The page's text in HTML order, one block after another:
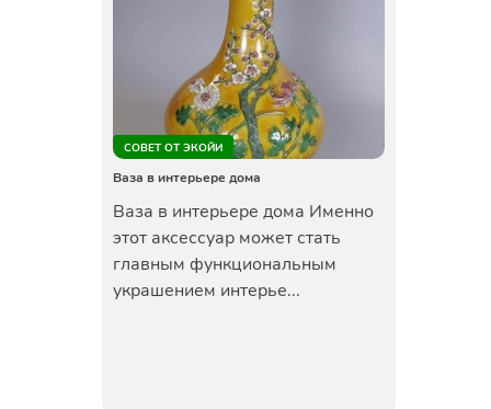
СОВЕТ ОТ ЭКОЙИ
Ваза в интерьере дома
Ваза в интерьере дома Именно
этот аксессуар может стать
главным функциональным
украшением интерье...